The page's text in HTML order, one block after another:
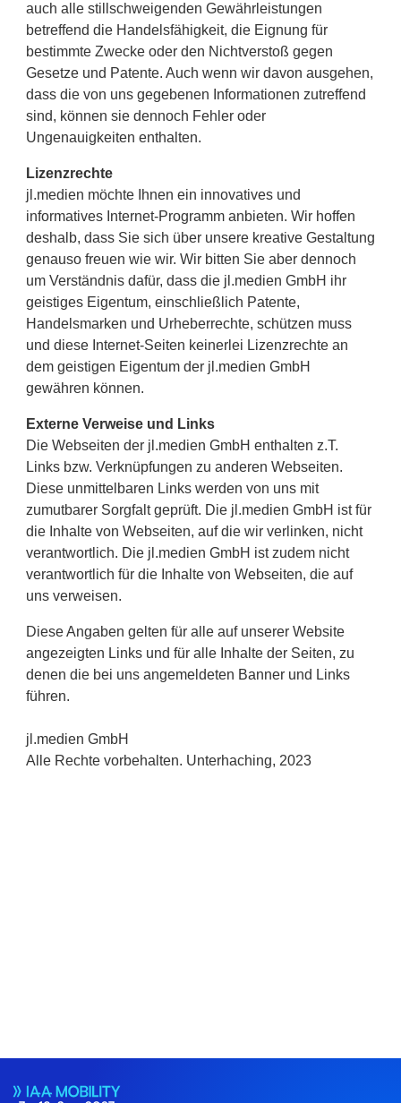
auch alle stillschweigenden Gewährleistungen
betreffend die Handelsfähigkeit, die Eignung für
bestimmte Zwecke oder den Nichtverstoß gegen
Gesetze und Patente. Auch wenn wir davon ausgehen,
dass die von uns gegebenen Informationen zutreffend
sind, können sie dennoch Fehler oder
Ungenauigkeiten enthalten.
Lizenzrechte
jl.medien möchte Ihnen ein innovatives und
informatives Internet-Programm anbieten. Wir hoffen
deshalb, dass Sie sich über unsere kreative Gestaltung
genauso freuen wie wir. Wir bitten Sie aber dennoch
um Verständnis dafür, dass die jl.medien GmbH ihr
geistiges Eigentum, einschließlich Patente,
Handelsmarken und Urheberrechte, schützen muss
und diese Internet-Seiten keinerlei Lizenzrechte an
dem geistigen Eigentum der jl.medien GmbH
gewähren können.
Externe Verweise und Links
Die Webseiten der jl.medien GmbH enthalten z.T.
Links bzw. Verknüpfungen zu anderen Webseiten.
Diese unmittelbaren Links werden von uns mit
zumutbarer Sorgfalt geprüft. Die jl.medien GmbH ist für
die Inhalte von Webseiten, auf die wir verlinken, nicht
verantwortlich. Die jl.medien GmbH ist zudem nicht
verantwortlich für die Inhalte von Webseiten, die auf
uns verweisen.
Diese Angaben gelten für alle auf unserer Website
angezeigten Links und für alle Inhalte der Seiten, zu
denen die bei uns angemeldeten Banner und Links
führen.
jl.medien GmbH
Alle Rechte vorbehalten. Unterhaching, 2023